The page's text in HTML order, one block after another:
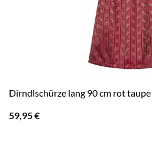
Dirndlschürze lang 90 cm rot
59,95€